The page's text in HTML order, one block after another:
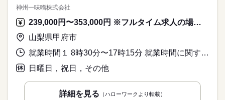
神州一味噌株式会社
239,000円〜353,000円 ※フルタイム求人の場合は月額（換算額）、パート求人の場合は時間額を表示しています。
山梨県甲府市
就業時間１ 8時30分〜17時15分 就業時間に関する特記事項 基本勤務時間８：３０～１７：１５
日曜日，祝日，その他
詳細を見る （ハローワークより転載）